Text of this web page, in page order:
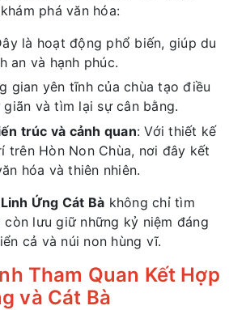
phá văn hóa:
là hoạt động phổ biến, giúp du
an và hạnh phúc.
gian yên tĩnh của chùa tạo điều
và tìm lại sự cân bằng.
trúc và cảnh quan: Với thiết kế
trên Hòn Non Chùa, nơi đây kết
hóa và thiên nhiên.
Ứng Cát Bà không chỉ tìm
lưu giữ những kỷ niệm đáng
cả và núi non hùng vĩ.
Tham Quan Kết Hợp
và Cát Bà